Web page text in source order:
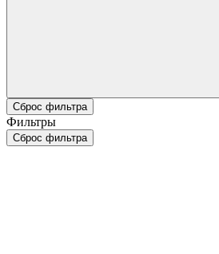
Сброс фильтра
Фильтры
Сброс фильтра